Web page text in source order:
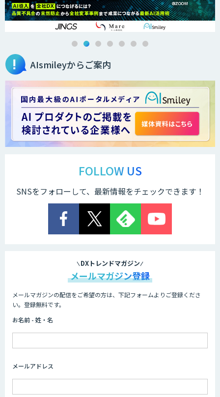
AIsmileyからご案内
FOLLOW US
SNSをフォローして、最新情報をチェックできます！
DXトレンドマガジン
メールマガジン登録
メールマガジンの配信をご希望の方は、下記フォームよりご登録くださ
い。登録無料です。
お名前 - 姓・名
メールアドレス